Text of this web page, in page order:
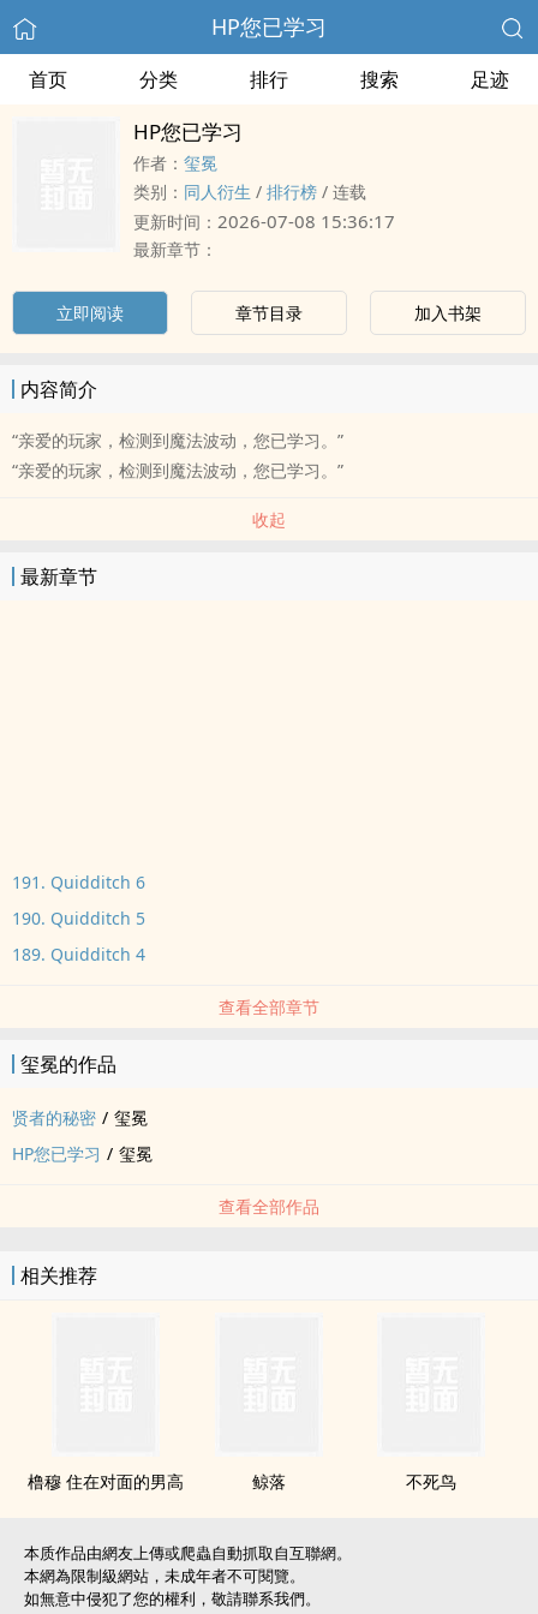
HP您已学习
首页 分类 排行 搜索 足迹
HP您已学习
作者： 玺冕
类别： 同人衍生 / 排行榜 / 连载
更新时间： 2026-07-08 15:36:17
最新章节：
立即阅读 章节目录 加入书架
内容简介
“亲爱的玩家，检测到魔法波动，您已学习。”
“亲爱的玩家，检测到魔法波动，您已学习。”
收起
最新章节
191. Quidditch 6
190. Quidditch 5
189. Quidditch 4
查看全部章节
玺冕的作品
贤者的秘密 / 玺冕
HP您已学习 / 玺冕
查看全部作品
相关推荐
橹穆 住在对面的男高 鲸落 不死鸟
本质作品由網友上傳或爬蟲自動抓取自互聯網。
本網為限制級網站，未成年者不可閱覽。
如無意中侵犯了您的權利，敬請聯系我們。